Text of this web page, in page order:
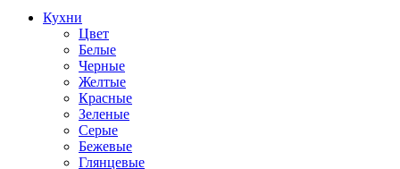
Кухни
Цвет
Белые
Черные
Желтые
Красные
Зеленые
Серые
Бежевые
Глянцевые